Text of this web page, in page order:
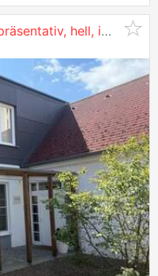
Büro, Praxis, Studio, Atelier repräsentativ, hell, im Zentrum